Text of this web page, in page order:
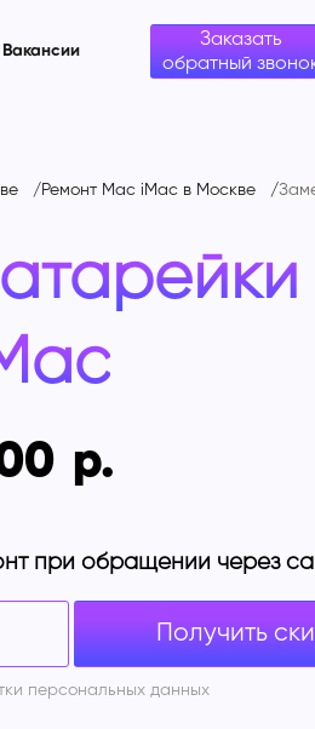
Вакансии
Заказать
обратный
Ремонт Mac iMac в Москве
при обращении через
Получить
персональных данных